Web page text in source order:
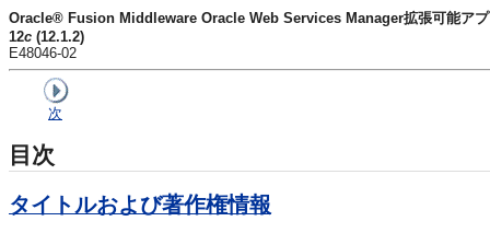
Oracle® Fusion Middleware Oracle Web Services Manager拡張可能アプ
12c (12.1.2)
E48046-02
次
目次
タイトルおよび著作権情報